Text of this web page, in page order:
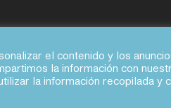
el contenido y los
la información con
la información recopilada y